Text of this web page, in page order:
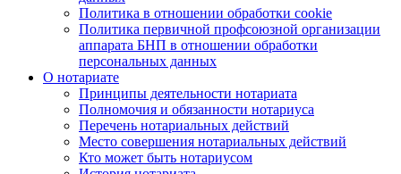
Политика в отношении обработки cookie
Политика первичной профсоюзной организации
аппарата БНП в отношении обработки
персональных данных
О нотариате
Принципы деятельности нотариата
Полномочия и обязанности нотариуса
Перечень нотариальных действий
Место совершения нотариальных действий
Кто может быть нотариусом